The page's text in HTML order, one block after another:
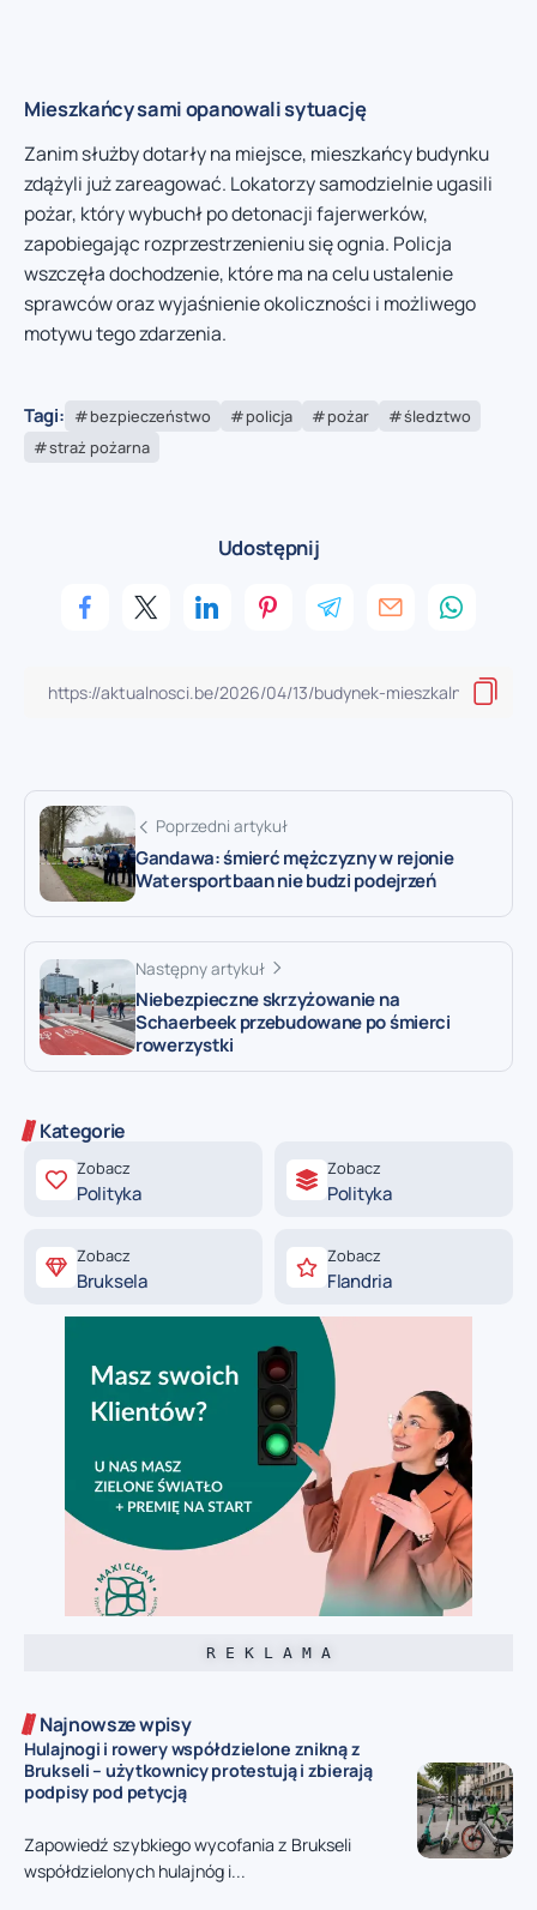
Mieszkańcy sami opanowali sytuację
Zanim służby dotarły na miejsce, mieszkańcy budynku
zdążyli już zareagować. Lokatorzy samodzielnie ugasili
pożar, który wybuchł po detonacji fajerwerków,
zapobiegając rozprzestrzenieniu się ognia. Policja
wszczęła dochodzenie, które ma na celu ustalenie
sprawców oraz wyjaśnienie okoliczności i możliwego
motywu tego zdarzenia.
Tagi: bezpieczeństwo policja pożar
śledztwo
straż pożarna
Udostępnij
Poprzedni artykuł
Gandawa: śmierć mężczyzny w rejonie
Watersportbaan nie budzi podejrzeń
Następny artykuł
Niebezpieczne skrzyżowanie na
Schaerbeek przebudowane po śmierci
rowerzystki
Kategorie
Zobacz
Polityka
Zobacz
Polityka
Zobacz
Bruksela
Zobacz
Flandria
R E K L A M A
Najnowsze wpisy
Hulajnogi i rowery współdzielone znikną z
Brukseli – użytkownicy protestują i zbierają
podpisy pod petycją
Zapowiedź szybkiego wycofania z Brukseli
współdzielonych hulajnóg i...